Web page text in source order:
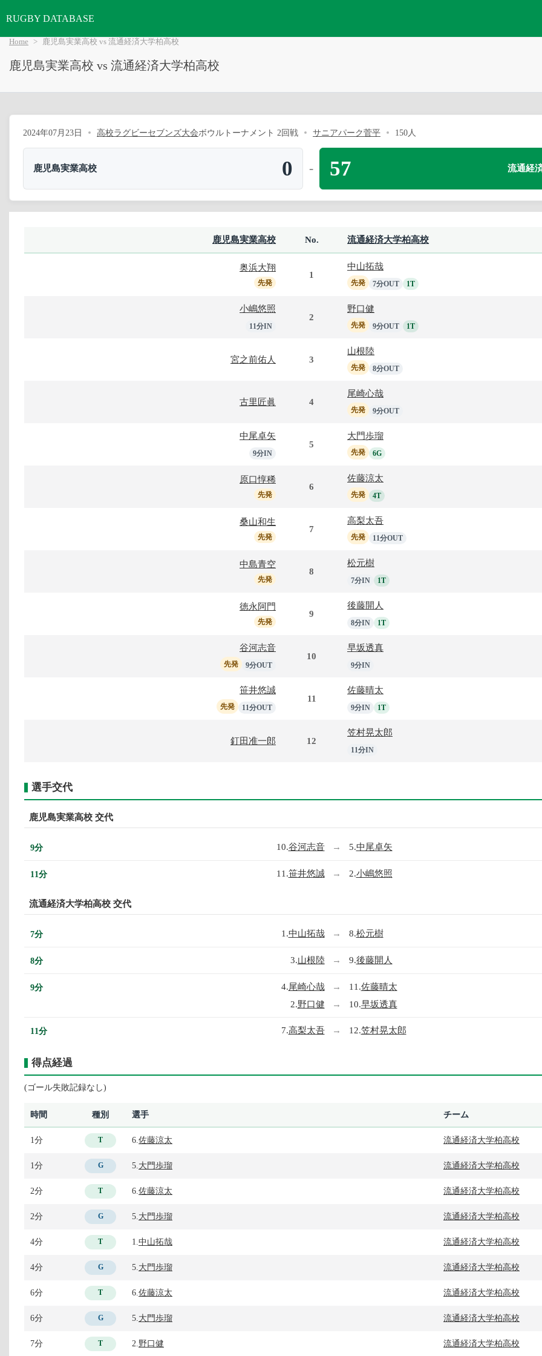
RUGBY DATABASE
Home 鹿児島実業高校 vs 流通経済大学柏高校
鹿児島実業高校 vs 流通経済大学柏高校
2024年07月23日 高校ラグビーセブンズ大会ボウルトーナメント 2回戦 サニアパーク菅平 150人
鹿児島実業高校 0 - 流通経
57
鹿児島実業高校 No. 流通経済大学柏高校
奥浜大翔
先発
1
中山拓哉
先発 7分OUT 1T
小嶋悠照
11分IN
2
野口健
先発 9分OUT 1T
宮之前佑人 3
山根陸
先発 8分OUT
古里匠眞 4
尾崎心哉
先発 9分OUT
中尾卓矢
9分IN
5
大門歩瑠
先発 6G
原口惇稀
先発
6
佐藤涼太
先発 4T
桑山和生
先発
7
高梨太吾
先発 11分OUT
中島青空
先発
8
松元樹
7分IN 1T
徳永阿門
先発
9
後藤開人
8分IN 1T
谷河志音
先発 9分OUT
10
早坂透真
9分IN
笹井悠誠
先発 11分OUT
11
佐藤晴太
9分IN 1T
釘田准一郎 12
笠村晃太郎
11分IN
選手交代
鹿児島実業高校 交代
9分 10.谷河志音 → 5.中尾卓矢
11分 11.笹井悠誠 → 2.小嶋悠照
流通経済大学柏高校 交代
7分 1.中山拓哉 → 8.松元樹
8分 3.山根陸 → 9.後藤開人
9分 4.尾崎心哉 → 11.佐藤晴太
2.野口健 → 10.早坂透真
11分 7.高梨太吾 → 12.笠村晃太郎
得点経過
(ゴール失敗記録なし)
時間 種別 選手 チーム
1分 T 6. 佐藤涼太 流通経済大学柏高校
1分 G 5. 大門歩瑠 流通経済大学柏高校
2分 T 6. 佐藤涼太 流通経済大学柏高校
2分 G 5. 大門歩瑠 流通経済大学柏高校
4分 T 1. 中山拓哉 流通経済大学柏高校
4分 G 5. 大門歩瑠 流通経済大学柏高校
6分 T 6. 佐藤涼太 流通経済大学柏高校
6分 G 5. 大門歩瑠 流通経済大学柏高校
7分 T 2. 野口健 流通経済大学柏高校